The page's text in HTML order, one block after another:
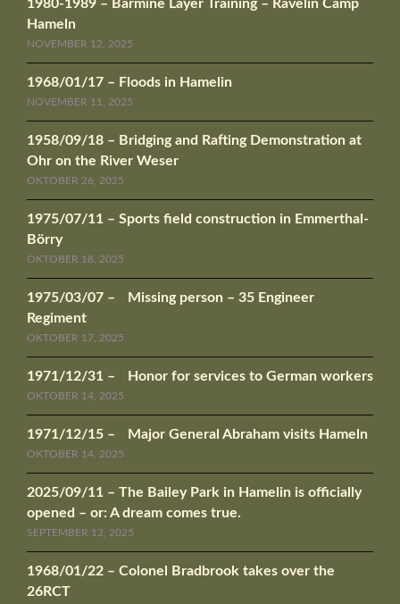
1980-1989 – Barmine Layer Training – Ravelin Camp
Hameln
NOVEMBER 12, 2025
1968/01/17 – Floods in Hamelin
NOVEMBER 11, 2025
1958/09/18 – Bridging and Rafting Demonstration at
Ohr on the River Weser
OKTOBER 26, 2025
1975/07/11 – Sports field construction in Emmerthal-
Börry
OKTOBER 18, 2025
1975/03/07 – Missing person – 35 Engineer
Regiment
OKTOBER 17, 2025
1971/12/31 – Honor for services to German workers
OKTOBER 14, 2025
1971/12/15 – Major General Abraham visits Hameln
OKTOBER 14, 2025
2025/09/11 – The Bailey Park in Hamelin is officially
opened – or: A dream comes true.
SEPTEMBER 12, 2025
1968/01/22 – Colonel Bradbrook takes over the
26RCT